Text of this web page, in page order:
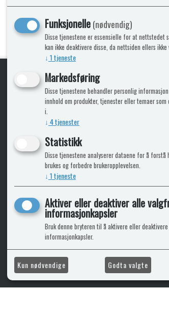
KLikk & hent
ICARAVANGRUPPEN
Trumadeler.no
Caravan.no
Bobilkjeden - iCaravan Tromsø
Funksjonelle(nødvendig)
Disse tjenestene er essensielle for at nettstedet
kan ikke deaktivere disse, da nettsiden ellers
↓ 1tjeneste
Markedsføring
Disse tjenestene behandler personlig
innhold om produkter, tjenester eller temaer
i.
↓ 4tjenester
Statistikk
Disse tjenestene analyserer dataene for å forstå
brukes og forbedre brukeropplevelsen.
↓ 1tjeneste
Aktiver eller deaktiver alle
informasjonkapsler
Bruk denne bryteren til å aktivere eller
informasjonkapsler.
Kun nødvendige Godta valgte